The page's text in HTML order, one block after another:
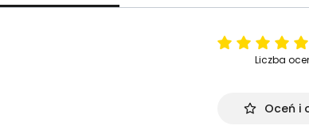
Liczba
Oceń i